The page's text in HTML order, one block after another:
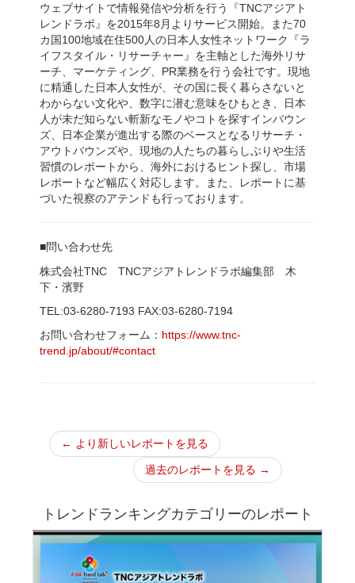
ウェブサイトで情報発信や分析を行う『TNCアジアト
レンドラボ』を2015年8月よりサービス開始。また70
カ国100地域在住500人の日本人女性ネットワーク『ラ
イフスタイル・リサーチャー』を主軸とした海外リサ
ーチ、マーケティング、PR業務を行う会社です。現地
に精通した日本人女性が、その国に長く暮らさないと
わからない文化や、数字に潜む意味をひもとき、日本
人が未だ知らない斬新なモノやコトを探すインバウン
ズ、日本企業が進出する際のベースとなるリサーチ・
アウトバウンズや、現地の人たちの暮らしぶりや生活
習慣のレポートから、海外におけるヒント探し、市場
レポートなど幅広く対応します。また、レポートに基
づいた視察のアテンドも行っております。
■問い合わせ先
株式会社TNC TNCアジアトレンドラボ編集部 木
下・濱野
TEL:03-6280-7193 FAX:03-6280-7194
お問い合わせフォーム： https://www.tnc-
trend.jp/about/#contact
← より新しいレポートを見る
過去のレポートを見る →
トレンドランキングカテゴリーのレポート